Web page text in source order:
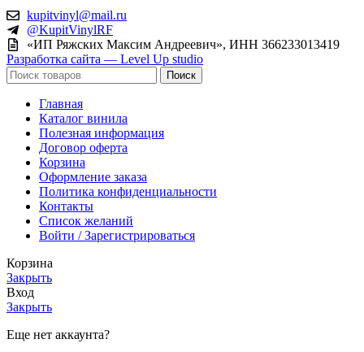
kupitvinyl@mail.ru
@KupitVinylRF
«ИП Ряжских Максим Андреевич», ИНН 366233013419
Разработка сайта — Level Up studio
Поиск
Главная
Каталог винила
Полезная информация
Договор оферта
Корзина
Оформление заказа
Политика конфиденциальности
Контакты
Список желаний
Войти / Зарегистрироваться
Корзина
Закрыть
Вход
Закрыть
Еще нет аккаунта?